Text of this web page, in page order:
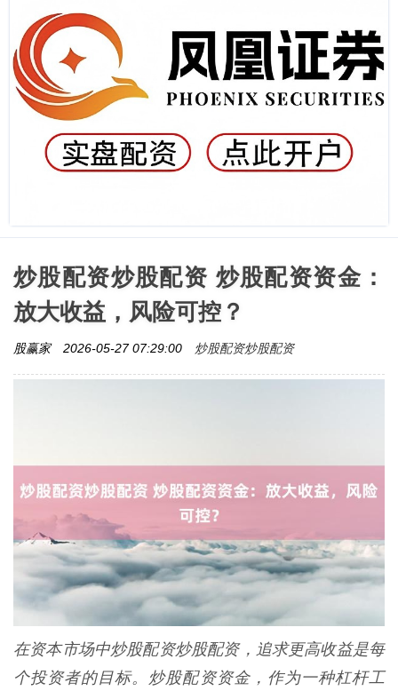
炒股配资炒股配资 炒股配资资金：
放大收益，风险可控？
股赢家 2026-05-27 07:29:00 炒股配资炒股配资
在资本市场中炒股配资炒股配资，追求更高收益是每
个投资者的目标。炒股配资资金，作为一种杠杆工